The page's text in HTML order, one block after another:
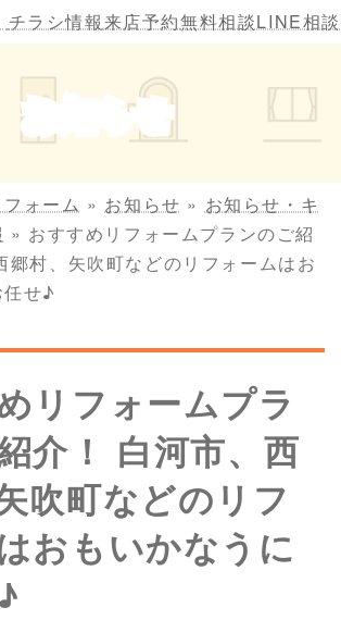
チラシ情報来店予約無料相談LINE相談
お知らせ
ォーム » お知らせ » お知らせ・キ
» おすすめリフォームプランのご紹
郷村、矢吹町などのリフォームはお
任せ♪
リフォームプラ
介！ 白河市、西
吹町などのリフ
おもいかなうに